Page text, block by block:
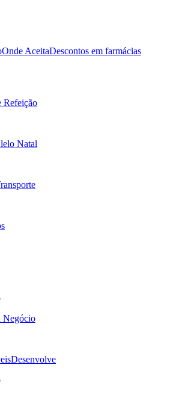
Onde AceitaDescontos em farmácias
Refeição
Natal
Negócio
Desenvolve